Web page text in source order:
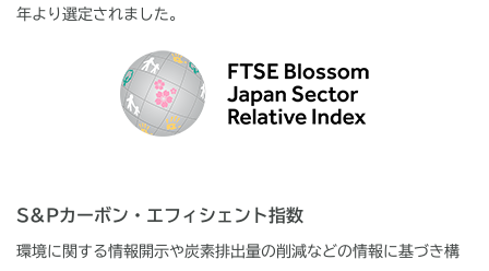
年より選定されました。
S&Pカーボン・エフィシェント指数
環境に関する情報開示や炭素排出量の削減などの情報に基づき構